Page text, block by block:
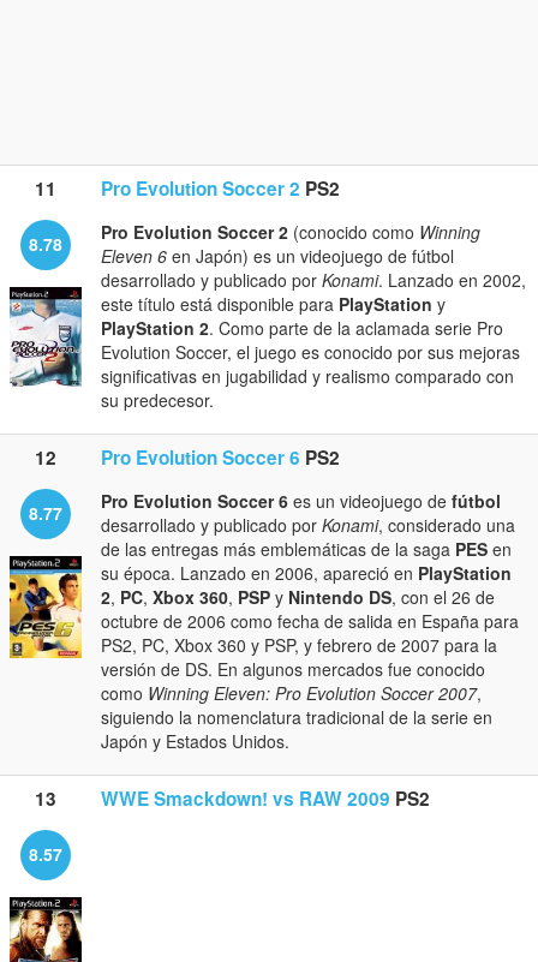
11 Pro Evolution Soccer 2 PS2
8.78 Pro Evolution Soccer 2 (conocido como Winning
Eleven 6 en Japón) es un videojuego de fútbol
desarrollado y publicado por Konami. Lanzado en 2002,
este título está disponible para PlayStation y
PlayStation 2. Como parte de la aclamada serie Pro
Evolution Soccer, el juego es conocido por sus mejoras
significativas en jugabilidad y realismo comparado con
su predecesor.
12 Pro Evolution Soccer 6 PS2
8.77 Pro Evolution Soccer 6 es un videojuego de fútbol
desarrollado y publicado por Konami, considerado una
de las entregas más emblemáticas de la saga PES en
su época. Lanzado en 2006, apareció en PlayStation
2, PC, Xbox 360, PSP y Nintendo DS, con el 26 de
octubre de 2006 como fecha de salida en España para
PS2, PC, Xbox 360 y PSP, y febrero de 2007 para la
versión de DS. En algunos mercados fue conocido
como Winning Eleven: Pro Evolution Soccer 2007,
siguiendo la nomenclatura tradicional de la serie en
Japón y Estados Unidos.
13 WWE Smackdown! vs RAW 2009 PS2
8.57